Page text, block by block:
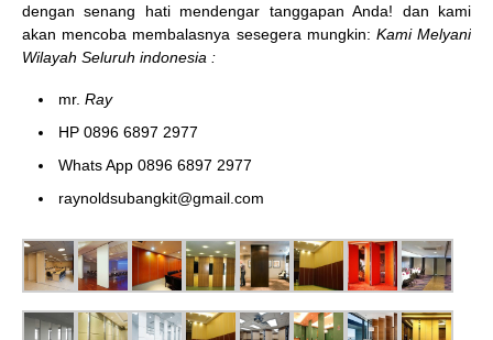
dengan senang hati mendengar tanggapan Anda! dan kami
akan mencoba membalasnya sesegera mungkin: Kami Melyani
Wilayah Seluruh indonesia :
mr. Ray
HP 0896 6897 2977
Whats App 0896 6897 2977
raynoldsubangkit@gmail.com